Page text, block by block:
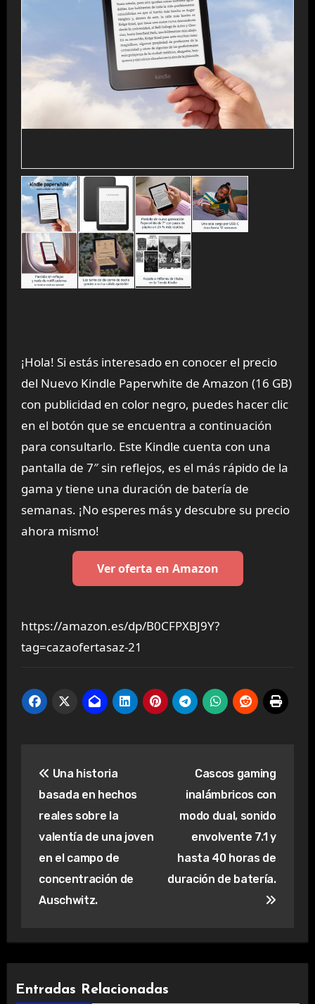
¡Hola! Si estás interesado en conocer el precio
del Nuevo Kindle Paperwhite de Amazon (16 GB)
con publicidad en color negro, puedes hacer clic
en el botón que se encuentra a continuación
para consultarlo. Este Kindle cuenta con una
pantalla de 7″ sin reflejos, es el más rápido de la
gama y tiene una duración de batería de
semanas. ¡No esperes más y descubre su precio
ahora mismo!
Ver oferta en Amazon
https://amazon.es/dp/B0CFPXBJ9Y?
tag=cazaofertasaz-21
de
entradas
Una historia
basada en hechos
reales sobre la
valentía de una joven
en el campo de
concentración de
Auschwitz.
Cascos gaming
inalámbricos con
modo dual, sonido
envolvente 7.1 y
hasta 40 horas de
duración de batería.
Entradas Relacionadas